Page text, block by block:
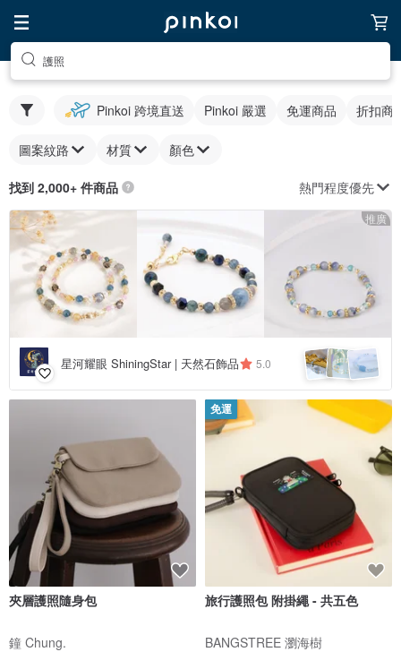
護照
Pinkoi 跨境直送 Pinkoi 嚴選 免運商品 折扣商
圖案紋路 材質 顏色
找到 2,000+ 件商品 熱門程度優先
推廣
星河耀眼 ShiningStar | 天然石飾品 5.0
夾層護照隨身包
鐘 Chung.
免運
旅行護照包 附掛繩 - 共五色
BANGSTREE 瀏海樹